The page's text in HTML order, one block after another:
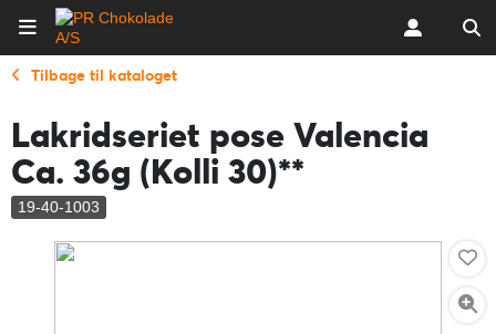
Tilbage til kataloget
Lakridseriet pose Valencia
Ca. 36g (Kolli 30)**
19-40-1003